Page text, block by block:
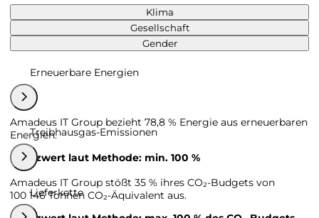
Klima
Gesellschaft
Gender
Erneuerbare Energien
Amadeus IT Group bezieht 78,8 % Energie aus erneuerbaren
Energien.
Grenzwert laut Methode: min. 100 %
Treibhausgas-Emissionen
Amadeus IT Group stößt 35 % ihres CO₂-Budgets von
100 146 Tonnen CO₂-Äquivalent aus.
Lieferkette